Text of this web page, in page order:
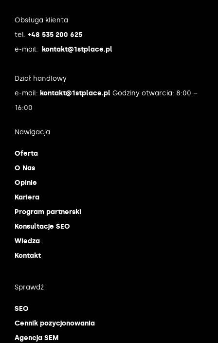
Obsługa klienta
tel. +48 535 200 625
e-mail:
kontakt@1stplace.pl
Dział handlowy
e-mail: kontakt@1stplace.pl Godziny otwarcia: 8:00 –
16:00
Nawigacja
Oferta
O Nas
Opinie
Kariera
Program partnerski
Konsultacje SEO
Wiedza
Kontakt
Sprawdź
SEO
Cennik pozycjonowania
Agencja SEM